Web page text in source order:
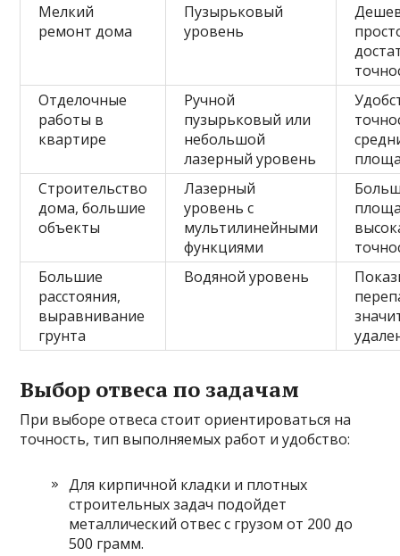
Мелкий
ремонт дома
Пузырьковый
уровень
Отделочные
работы в
квартире
Ручной
пузырьковый или
небольшой
лазерный уровень
Строительство
дома, большие
объекты
Лазерный
уровень с
мультилинейными
функциями
Большие
расстояния,
выравнивание
грунта
Водяной уровень
Выбор отвеса по задачам
При выборе отвеса стоит ориентироваться на
точность, тип выполняемых работ и удобство:
Для кирпичной кладки и плотных
строительных задач подойдет
металлический отвес с грузом от 200 до
500 грамм.